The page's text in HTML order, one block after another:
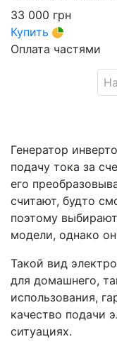
33 000 грн
Купить
Оплата частями
Генератор
подачу тока за
его
считают, будто
поэтому
модели, однако
Такой вид
для домашнего,
использования,
качество подачи
ситуациях.